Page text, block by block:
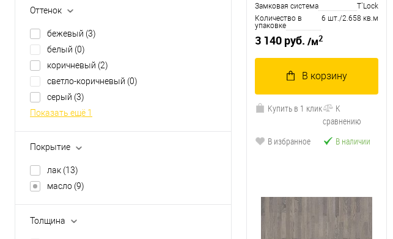
Оттенок
бежевый (3)
белый (0)
коричневый (2)
светло-коричневый (0)
серый (3)
Показать ещё 1
Покрытие
лак (13)
масло (9)
Толщина
Замковая система
T`Lock
Количество в
упаковке
6 шт./2.658 кв.м
3 140 руб. /м2
В корзину
Купить в 1 клик
К
сравнению
В избранное
В наличии